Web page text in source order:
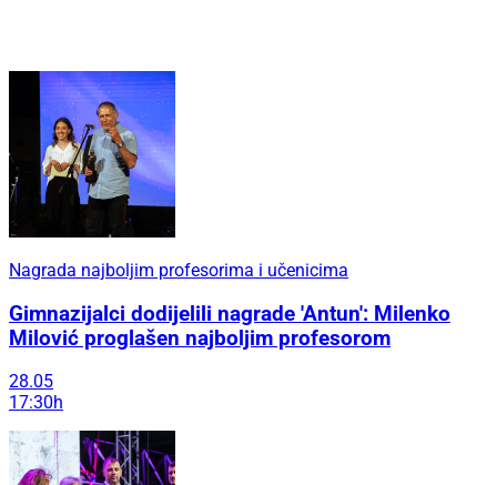
Nagrada najboljim profesorima i učenicima
Gimnazijalci dodijelili nagrade 'Antun': Milenko
Milović proglašen najboljim profesorom
28.05
17:30h